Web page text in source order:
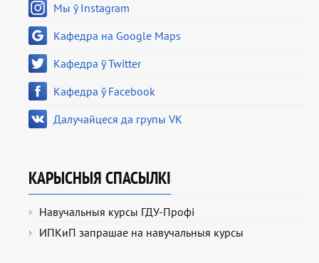
Мы ў Instagram
Кафедра на Google Maps
Кафедра ў Twitter
Кафедра ў Facebook
Далучайцеся да групы VK
КАРЫСНЫЯ СПАСЫЛКІ
Навучальныя курсы ГДУ-Профі
ИПКиП запрашае на навучальныя курсы